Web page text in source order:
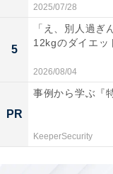
2025/07/28
5
「え、別人過ぎ
12kgのダイエッ
2026/08/04
PR
事例から学ぶ『
KeeperSecurity